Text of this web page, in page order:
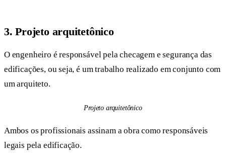
3.Projeto arquitetônico
O engenheiro é responsável pela checagem e segurança das
edificações, ou seja, é um trabalho realizado em conjunto com
um arquiteto.
Projeto arquitetônico
Ambos os profissionais assinam a obra como responsáveis
legais pela edificação.